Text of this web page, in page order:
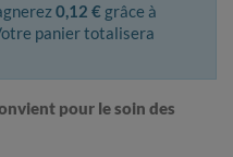
0,12 € grâce à
panier totalisera
pour le soin des